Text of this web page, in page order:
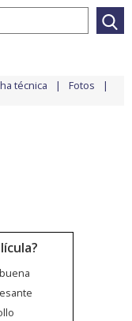
técnica Fotos